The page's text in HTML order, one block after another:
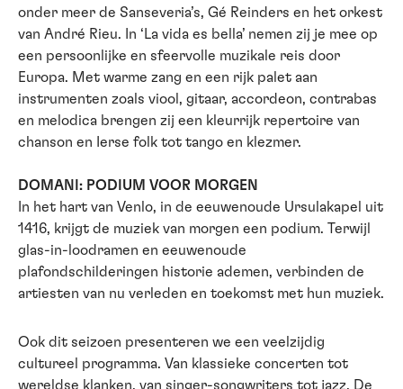
onder meer de Sanseveria’s, Gé Reinders en het orkest
van André Rieu. In ‘La vida es bella’ nemen zij je mee op
een persoonlijke en sfeervolle muzikale reis door
Europa. Met warme zang en een rijk palet aan
instrumenten zoals viool, gitaar, accordeon, contrabas
en melodica brengen zij een kleurrijk repertoire van
chanson en Ierse folk tot tango en klezmer.
DOMANI: PODIUM VOOR MORGEN
In het hart van Venlo, in de eeuwenoude Ursulakapel uit
1416, krijgt de muziek van morgen een podium. Terwijl
glas-in-loodramen en eeuwenoude
plafondschilderingen historie ademen, verbinden de
artiesten van nu verleden en toekomst met hun muziek.
Ook dit seizoen presenteren we een veelzijdig
cultureel programma. Van klassieke concerten tot
wereldse klanken, van singer-songwriters tot jazz. De